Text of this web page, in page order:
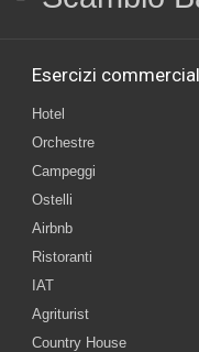
Esercizi
Hotel
Orchestre
Campeggi
Ostelli
Airbnb
Ristoranti
IAT
Agriturist
Country House